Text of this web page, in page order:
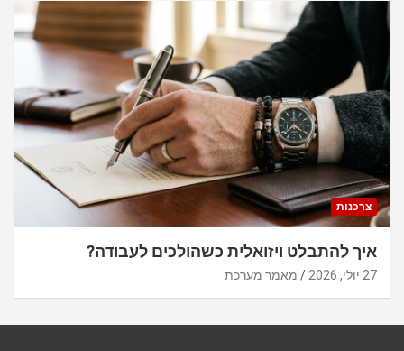
צרכנות
איך להתבלט ויזואלית כשהולכים לעבודה?
27 יולי, 2026 מאמר מערכת